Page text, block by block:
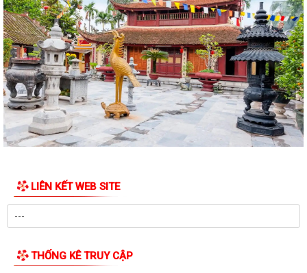
Đoàn lãnh đạo Đảng uỷ - HĐND - UBND - UBMTQ Việt Nam phường
Hồng Bàng thăm và tặng quà các gia đình...
THÔNG BÁO: Tổ chức Lễ tưởng niệm và cầu siêu các Bà mẹ Việt Nam
anh hùng, Anh hùng Liệt sĩ nhân...
Đoàn lãnh đạo Đảng uỷ - HĐND - UBND - UBMTQ Việt Nam phường
Hồng Bàng thăm và tặng quà các gia đình...
PHƯỜNG HỒNG BÀNG PHỐI HỢP VỚI NHÓM THIỆN NGUYỆN GIA ĐÌNH
TRƯỜNG TIỂU HỌC VÀ TRƯỜNG MẦM NON HÙNG VƯƠNG THỰC HIỆN
RA QUÂN QUÉT DỌN NHÀ BIA TƯỞNG NIỆM LIỆT SĨ...
bộ, công chức, viên chức phường
LIÊN KẾT WEB SITE
THỐNG KÊ TRUY CẬP